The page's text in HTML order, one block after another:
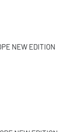
NEW EDITION